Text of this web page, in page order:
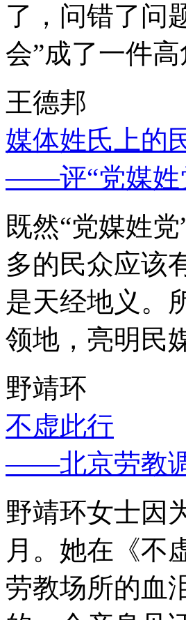
了，问错了问
会”成了一件
王德邦
媒体姓氏上的
——评“党媒姓
既然“党媒姓
多的民众应该
是天经地义。
领地，亮明民
野靖环
不虚此行
——北京劳教
野靖环女士因
月。她在《不
劳教场所的血